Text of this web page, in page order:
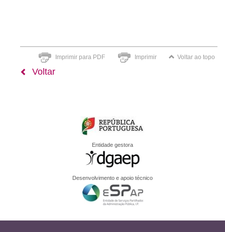
Imprimir para PDF Imprimir Voltar ao topo
Voltar
Entidade gestora
Desenvolvimento e apoio técnico